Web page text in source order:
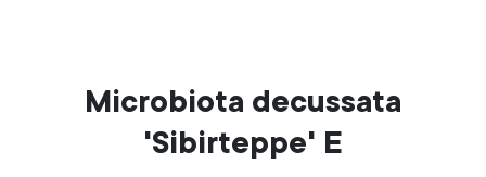
Microbiota decussata
'Sibirteppe' E